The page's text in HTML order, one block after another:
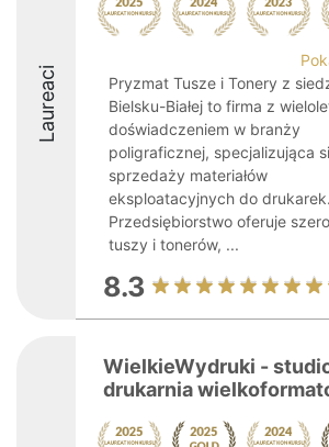
Laureaci
Pryzmat Tusze i Tonery z
Bielsku-Białej to firma z
doświadczeniem w branży
poligraficznej, specjalizująca
sprzedaży materiałów
eksploatacyjnych do drukarek.
Przedsiębiorstwo oferuje
tuszy i tonerów, ...
8.3
WielkieWydruki -
drukarnia